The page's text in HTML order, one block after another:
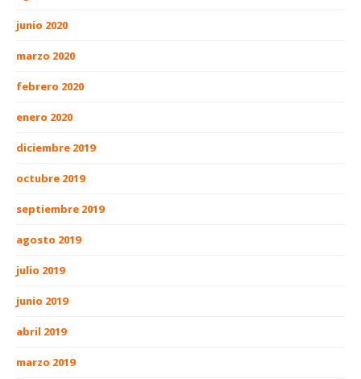
junio 2020
marzo 2020
febrero 2020
enero 2020
diciembre 2019
octubre 2019
septiembre 2019
agosto 2019
julio 2019
junio 2019
abril 2019
marzo 2019